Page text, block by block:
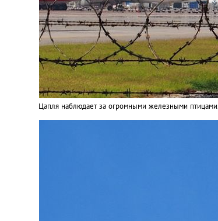
Цапля наблюдает за огромными железными птицами.